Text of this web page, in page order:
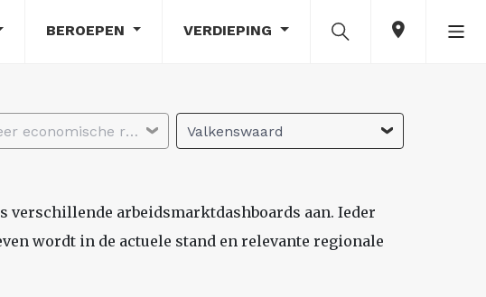
BEROEPEN VERDIEPING
Selecteer economische regio Valkenswaard
verschillende arbeidsmarktdashboards aan. Ieder
wordt in de actuele stand en relevante regionale